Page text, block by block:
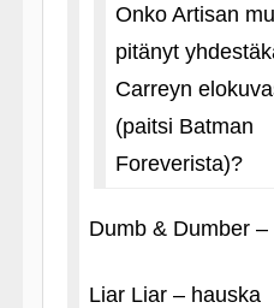
Onko Artisan
pitänyt
Carreyn
(paitsi Batman
Foreverista)?
Dumb & Dumber
Liar Liar – hauska